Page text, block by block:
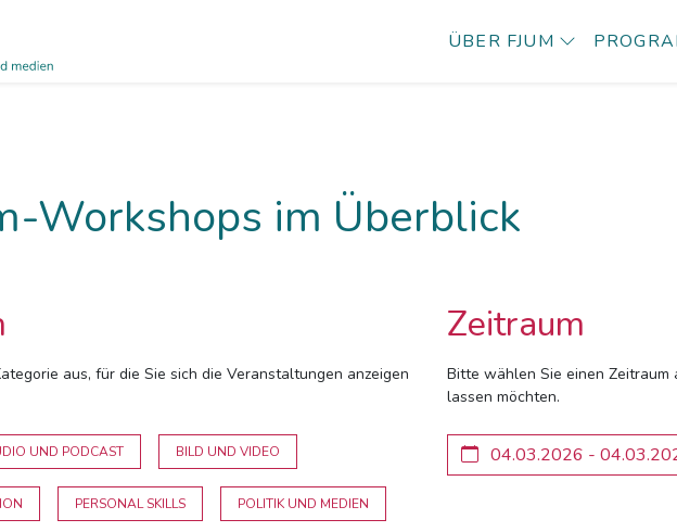
ÜBER FJUM
Workshops im Überblick
aus, für die Sie sich die Veranstaltungen anzeigen
UND PODCAST BILD UND VIDEO
PERSONAL SKILLS POLITIK UND MEDIEN
Zeitraum
Bitte wählen Sie einen Zeitraum
lassen möchten.